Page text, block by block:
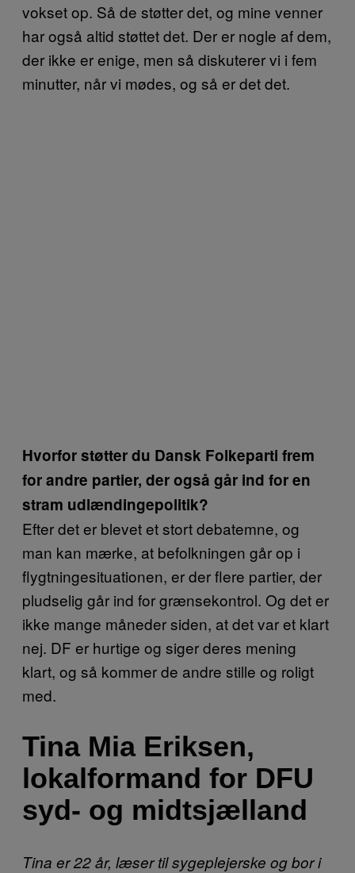
vokset op. Så de støtter det, og mine venner
har også altid støttet det. Der er nogle af dem,
der ikke er enige, men så diskuterer vi i fem
minutter, når vi mødes, og så er det det.
Hvorfor støtter du Dansk Folkeparti frem
for andre partier, der også går ind for en
stram udlændingepolitik?
Efter det er blevet et stort debatemne, og
man kan mærke, at befolkningen går op i
flygtningesituationen, er der flere partier, der
pludselig går ind for grænsekontrol. Og det er
ikke mange måneder siden, at det var et klart
nej. DF er hurtige og siger deres mening
klart, og så kommer de andre stille og roligt
med.
Tina Mia Eriksen,
lokalformand for DFU
syd- og midtsjælland
Tina er 22 år, læser til sygeplejerske og bor i